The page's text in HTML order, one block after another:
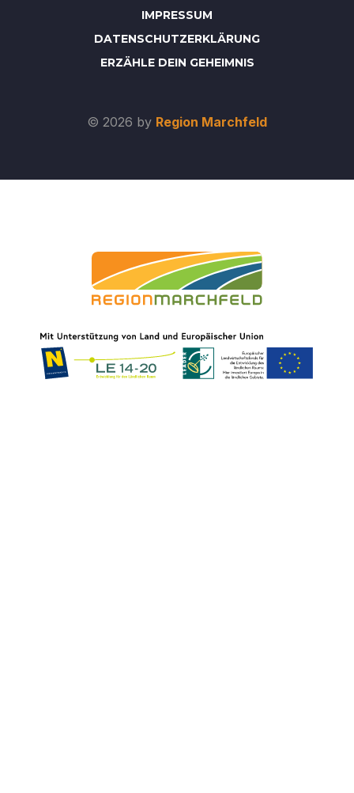
IMPRESSUM
DATENSCHUTZERKLÄRUNG
ERZÄHLE DEIN GEHEIMNIS
© 2026 by Region Marchfeld